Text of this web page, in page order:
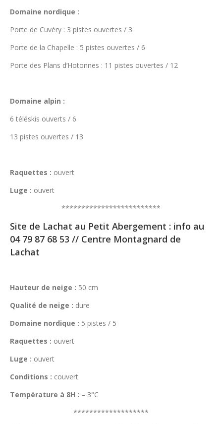
Domaine nordique :
Porte de Cuvéry : 3 pistes ouvertes / 3
Porte de la Chapelle : 5 pistes ouvertes / 6
Porte des Plans d’Hotonnes : 11 pistes ouvertes / 12
Domaine alpin :
6 téléskis ouverts / 6
13 pistes ouvertes / 13
Raquettes : ouvert
Luge : ouvert
*************************
Site de Lachat au Petit Abergement : info au
04 79 87 68 53 // Centre Montagnard de
Lachat
Hauteur de neige : 50 cm
Qualité de neige : dure
Domaine nordique : 5 pistes / 5
Raquettes : ouvert
Luge : ouvert
Conditions : couvert
Température à 8H : – 3°C
*******************